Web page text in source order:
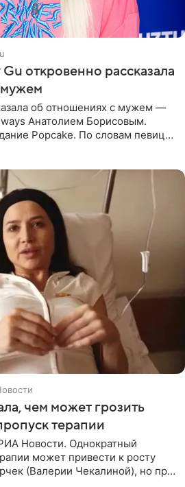
откровенно рассказала
об отношениях с мужем —
Анатолием Борисовым.
Popcake. По словам певицы,
чем может грозить
терапии
Новости. Однократный
может привести к росту
(Валерии Чекалиной), но при